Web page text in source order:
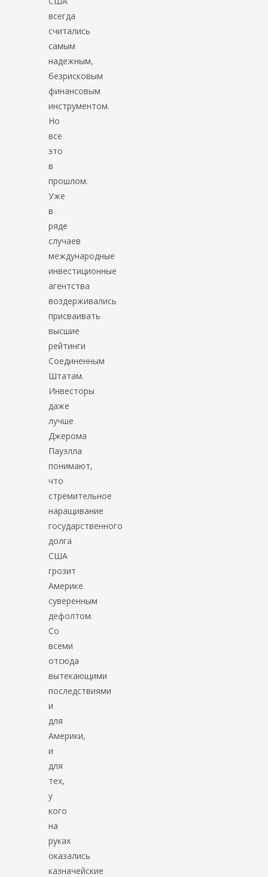
всегда
считались
самым
надежным,
безрисковым
финансовым
инструментом.
Но
все
это
в
прошлом.
Уже
в
ряде
случаев
международные
инвестиционные
агентства
воздерживались
присваивать
высшие
рейтинги
Соединенным
Штатам.
Инвесторы
даже
лучше
Джерома
Пауэлла
понимают,
что
стремительное
наращивание
государственного
долга
США
грозит
Америке
суверенным
дефолтом.
Со
всеми
отсюда
вытекающими
последствиями
и
для
Америки,
и
для
тех,
у
кого
на
руках
оказались
казначейские